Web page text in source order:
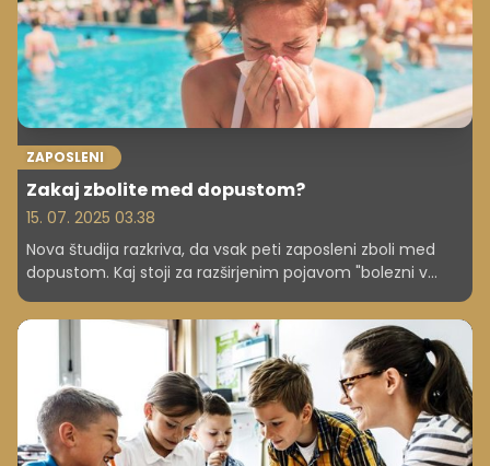
ZAPOSLENI
Zakaj zbolite med dopustom?
15. 07. 2025 03.38
Nova študija razkriva, da vsak peti zaposleni zboli med
dopustom. Kaj stoji za razširjenim pojavom "bolezni v
prostem času"? In katera skupina zaposlenih je še
posebej prizadeta?